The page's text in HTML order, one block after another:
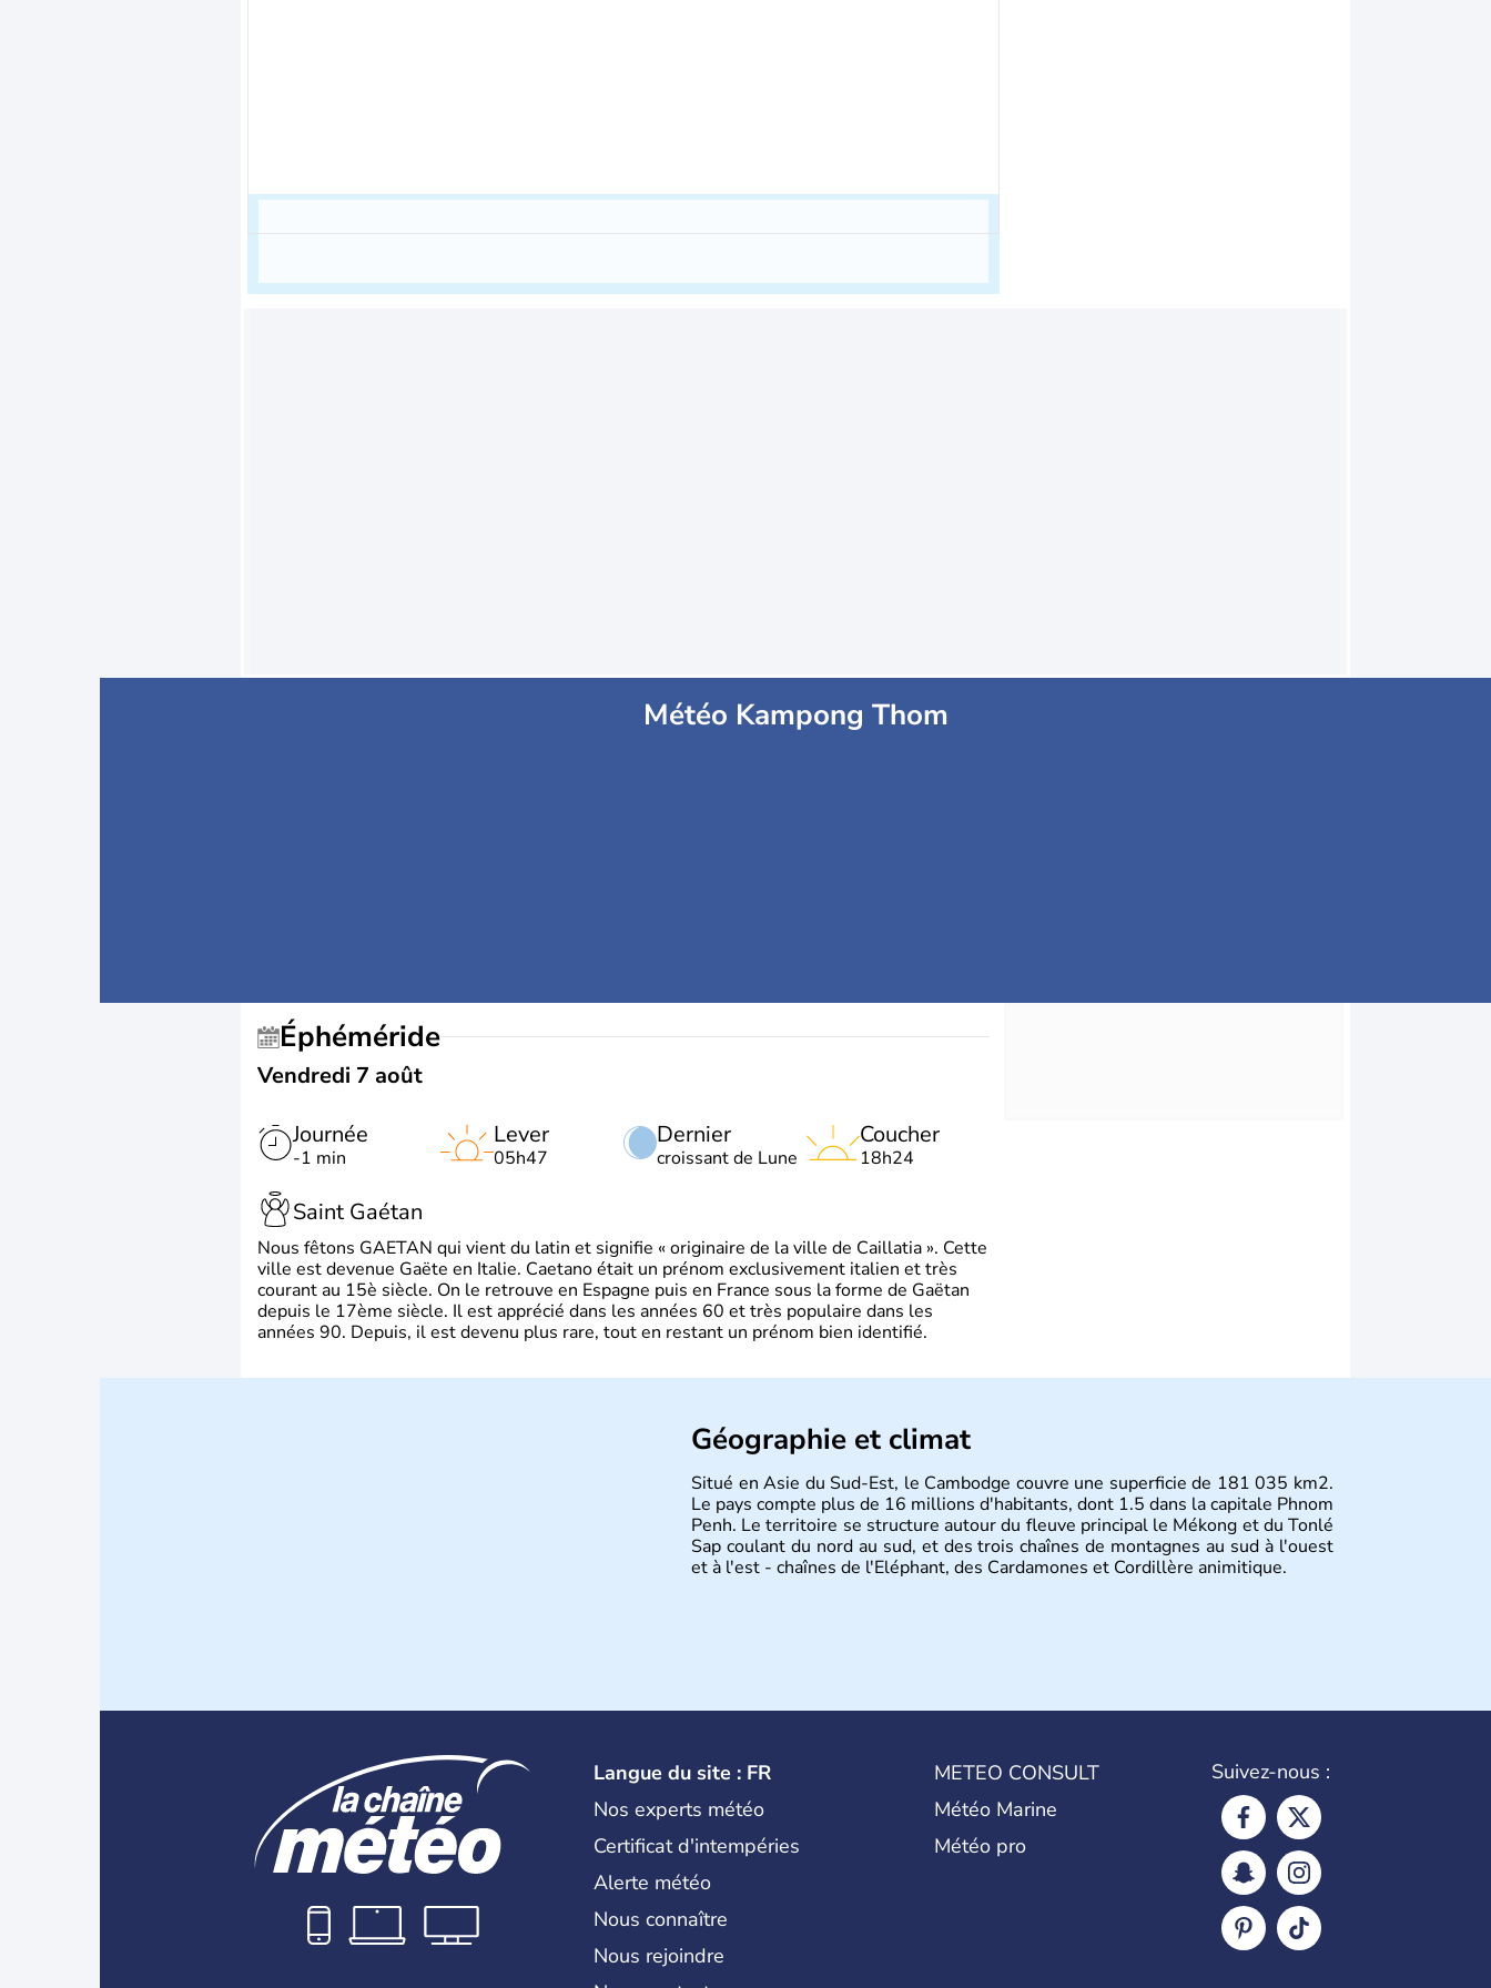
Météo Kampong Thom
Éphéméride
Vendredi 7 août
Journée
-1 min
Dernier
croissant de Lune
Lever
05h47
Coucher
18h24
Saint Gaétan
Nous fêtons GAETAN qui vient du latin et signifie « originaire de la ville de Caillatia ». Cette
ville est devenue Gaëte en Italie. Caetano était un prénom exclusivement italien et très
courant au 15è siècle. On le retrouve en Espagne puis en France sous la forme de Gaëtan
depuis le 17ème siècle. Il est apprécié dans les années 60 et très populaire dans les
années 90. Depuis, il est devenu plus rare, tout en restant un prénom bien identifié.
Géographie et climat
Situé en Asie du Sud-Est, le Cambodge couvre une superficie de 181 035 km2.
Le pays compte plus de 16 millions d'habitants, dont 1.5 dans la capitale Phnom
Penh. Le territoire se structure autour du fleuve principal le Mékong et du Tonlé
Sap coulant du nord au sud, et des trois chaînes de montagnes au sud à l'ouest
et à l'est - chaînes de l'Eléphant, des Cardamones et Cordillère animitique.
Langue du site : FR
Nos experts météo
Certificat d'intempéries
Alerte météo
Nous connaître
Nous rejoindre
METEO CONSULT
Météo Marine
Météo pro
Suivez-nous :